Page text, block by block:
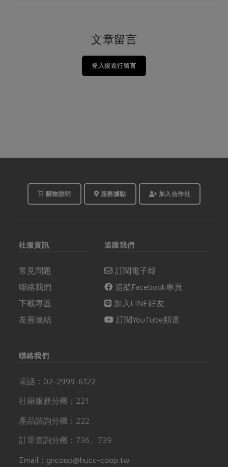
文章留言
登入後進行留言
購物說明 服務據點 加入合作社
社服資訊
常見問題
聯絡我們
下載專區
友善連結
追蹤我們
訂閱電子報
追蹤Facebook專頁
加入LINE好友
訂閱YouTube頻道
聯絡我們
電話： 02-2999-6122
社籍服務分機：221
產品諮詢分機：222
訂單查詢分機：736、739
Email：gncoop@hucc-coop.tw